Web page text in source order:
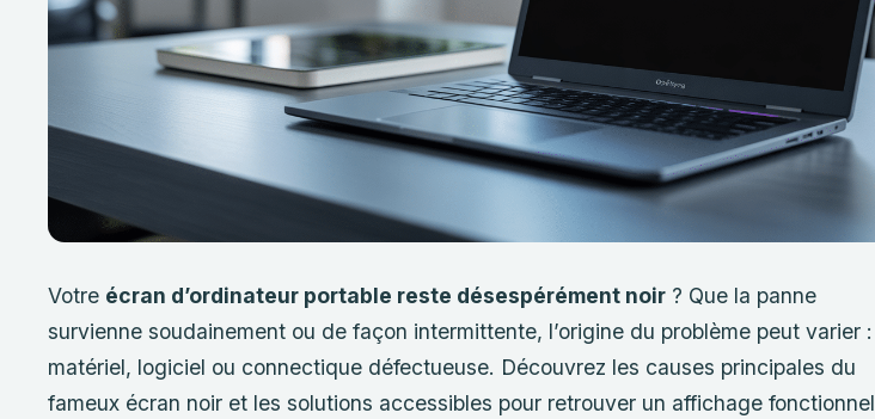
Votre écran d’ordinateur portable reste désespérément noir ? Que la panne
survienne soudainement ou de façon intermittente, l’origine du problème peut varier :
matériel, logiciel ou connectique défectueuse. Découvrez les causes principales du
fameux écran noir et les solutions accessibles pour retrouver un affichage fonctionnel